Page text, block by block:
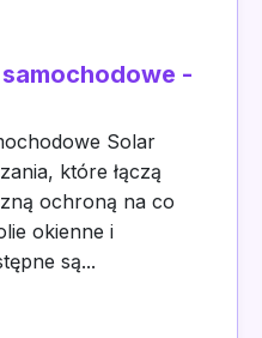
-
Solar
które łączą
ochroną na co
okienne i
są...